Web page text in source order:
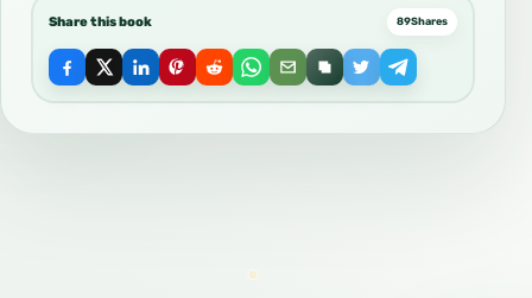
Share this book 89Shares